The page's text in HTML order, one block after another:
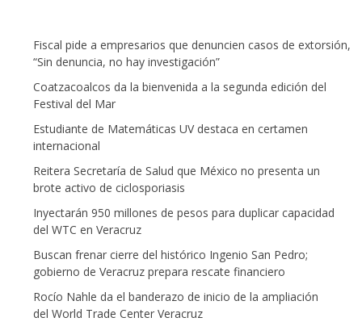
Fiscal pide a empresarios que denuncien casos de extorsión,
“Sin denuncia, no hay investigación”
Coatzacoalcos da la bienvenida a la segunda edición del
Festival del Mar
Estudiante de Matemáticas UV destaca en certamen
internacional
Reitera Secretaría de Salud que México no presenta un
brote activo de ciclosporiasis
Inyectarán 950 millones de pesos para duplicar capacidad
del WTC en Veracruz
Buscan frenar cierre del histórico Ingenio San Pedro;
gobierno de Veracruz prepara rescate financiero
Rocío Nahle da el banderazo de inicio de la ampliación
del World Trade Center Veracruz